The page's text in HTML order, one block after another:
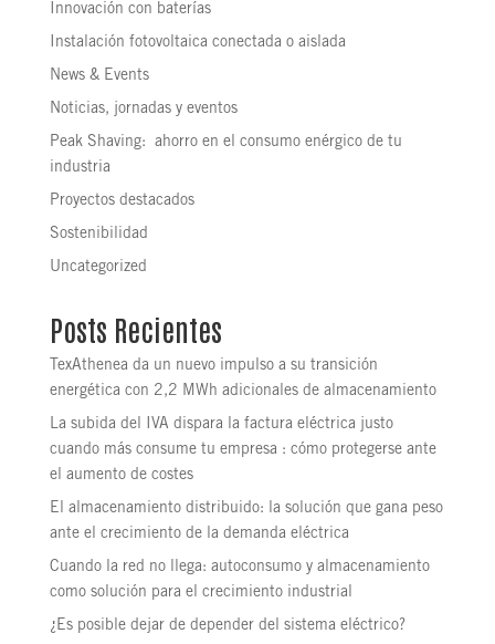
Innovación con baterías
Instalación fotovoltaica conectada o aislada
News & Events
Noticias, jornadas y eventos
Peak Shaving: ahorro en el consumo enérgico de tu
industria
Proyectos destacados
Sostenibilidad
Uncategorized
Posts Recientes
TexAthenea da un nuevo impulso a su transición
energética con 2,2 MWh adicionales de almacenamiento
La subida del IVA dispara la factura eléctrica justo
cuando más consume tu empresa : cómo protegerse ante
el aumento de costes
El almacenamiento distribuido: la solución que gana peso
ante el crecimiento de la demanda eléctrica
Cuando la red no llega: autoconsumo y almacenamiento
como solución para el crecimiento industrial
¿Es posible dejar de depender del sistema eléctrico?